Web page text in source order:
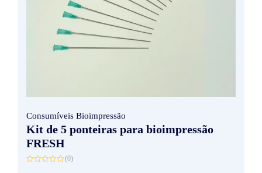
Consumíveis Bioimpressão
Kit de 5 ponteiras para bioimpressão
FRESH
(0)